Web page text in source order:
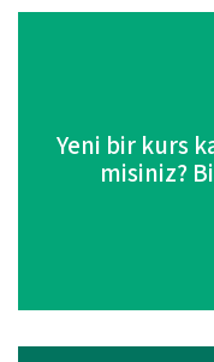
Yeni bir kurs
misiniz?